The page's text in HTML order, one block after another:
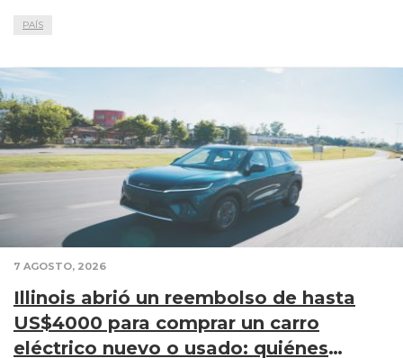
PAÍS
7 AGOSTO, 2026
Illinois abrió un reembolso de hasta
US$4000 para comprar un carro
eléctrico nuevo o usado: quiénes